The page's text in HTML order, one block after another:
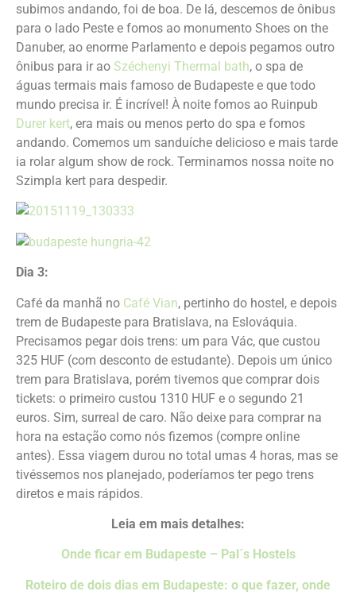
subimos andando, foi de boa. De lá, descemos de ônibus
para o lado Peste e fomos ao monumento Shoes on the
Danuber, ao enorme Parlamento e depois pegamos outro
ônibus para ir ao Széchenyi Thermal bath, o spa de
águas termais mais famoso de Budapeste e que todo
mundo precisa ir. É incrível! À noite fomos ao Ruinpub
Durer kert, era mais ou menos perto do spa e fomos
andando. Comemos um sanduíche delicioso e mais tarde
ia rolar algum show de rock. Terminamos nossa noite no
Szimpla kert para despedir.
Dia 3:
Café da manhã no Café Vian, pertinho do hostel, e depois
trem de Budapeste para Bratislava, na Eslováquia.
Precisamos pegar dois trens: um para Vác, que custou
325 HUF (com desconto de estudante). Depois um único
trem para Bratislava, porém tivemos que comprar dois
tickets: o primeiro custou 1310 HUF e o segundo 21
euros. Sim, surreal de caro. Não deixe para comprar na
hora na estação como nós fizemos (compre online
antes). Essa viagem durou no total umas 4 horas, mas se
tivéssemos nos planejado, poderíamos ter pego trens
diretos e mais rápidos.
Leia em mais detalhes:
Onde ficar em Budapeste – Pal´s Hostels
Roteiro de dois dias em Budapeste: o que fazer, onde